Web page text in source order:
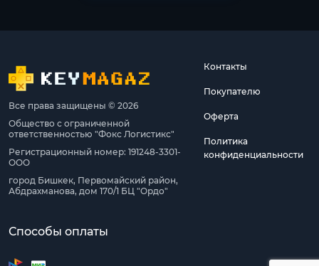
Все права защищены © 2026
Общество с ограниченной
ответственностью "Фокс Логистикс"
Регистрационный номер: 191248-3301-
ООО
город Бишкек, Первомайский район,
Абдрахманова, дом 170/1 БЦ "Ордо"
Контакты
Покупателю
Оферта
Политика
конфиденциальности
Способы оплаты